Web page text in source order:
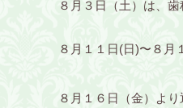
８月３日（土）は、
８月１１日(日)〜８月
８月１６日（金）より